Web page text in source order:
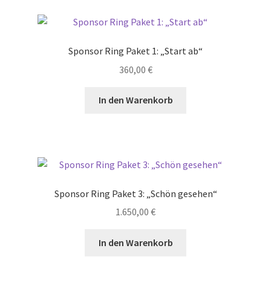
Sponsor Ring Paket 1: „Start ab“
360,00 €
In den Warenkorb
Sponsor Ring Paket 3: „Schön gesehen“
1.650,00 €
In den Warenkorb